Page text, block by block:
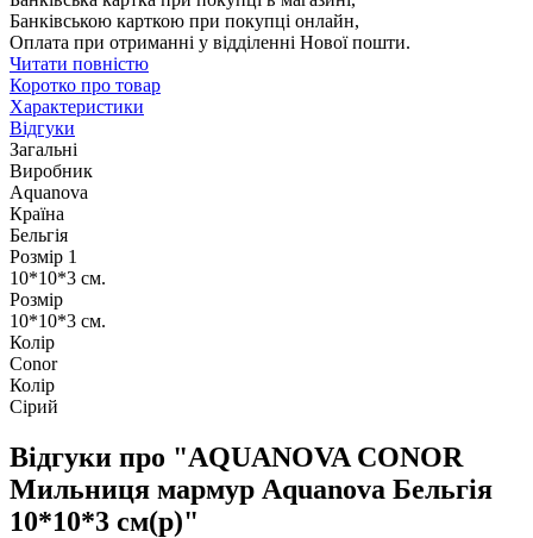
Банківською карткою при покупці онлайн,
Оплата при отриманні у відділенні Нової пошти.
Читати повністю
Коротко про товар
Характеристики
Відгуки
Загальні
Виробник
Aquanova
Країна
Бельгія
Розмір 1
10*10*3 см.
Розмір
10*10*3 см.
Колір
Conor
Колір
Сірий
Відгуки про "AQUANOVA CONOR
Мильниця мармур Aquanova Бельгія
10*10*3 см(р)"